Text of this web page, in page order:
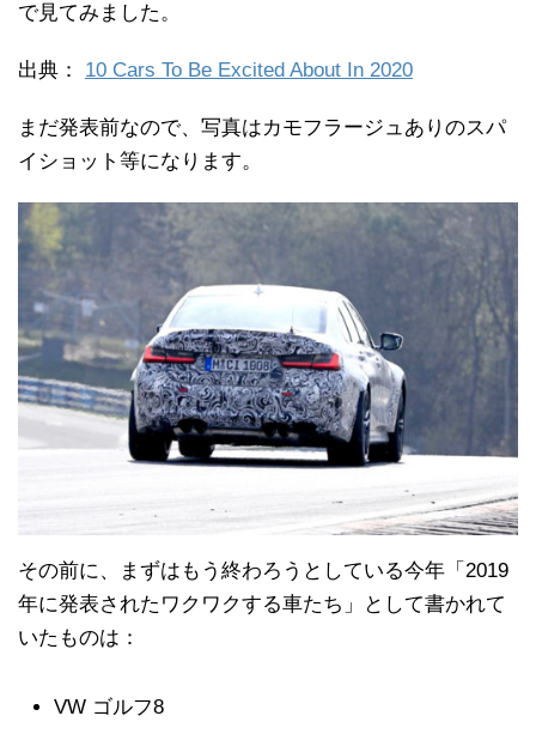
で見てみました。
出典： 10 Cars To Be Excited About In 2020
まだ発表前なので、写真はカモフラージュありのスパ
イショット等になります。
その前に、まずはもう終わろうとしている今年「2019
年に発表されたワクワクする車たち」として書かれて
いたものは：
VW ゴルフ8